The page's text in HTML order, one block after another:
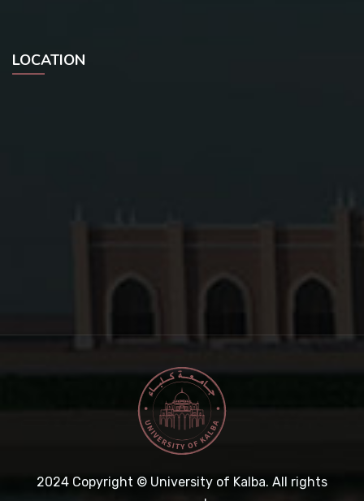
LOCATION
2024 Copyright © University of Kalba. All rights